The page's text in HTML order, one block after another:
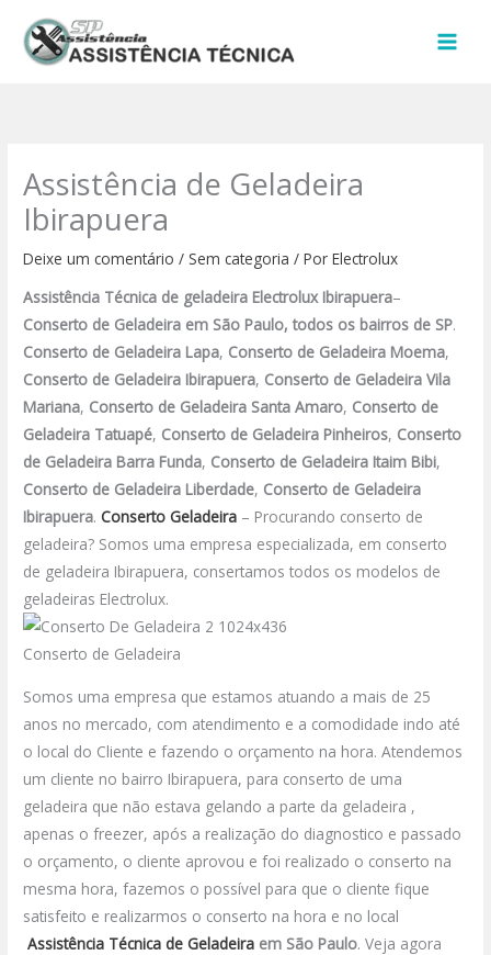
para
Assistência de Geladeira
Ibirapuera
Deixe um comentário / Sem categoria / PorElectrolux
Assistência Técnica de geladeira Electrolux Ibirapuera–
Conserto de Geladeira em São Paulo, todos os bairros de SP.
Conserto de Geladeira Lapa, Conserto de Geladeira Moema,
Conserto de Geladeira Ibirapuera, Conserto de Geladeira Vila
Mariana, Conserto de Geladeira Santa Amaro, Conserto de
Geladeira Tatuapé, Conserto de Geladeira Pinheiros, Conserto
de Geladeira Barra Funda, Conserto de Geladeira Itaim Bibi,
Conserto de Geladeira Liberdade, Conserto de Geladeira
Ibirapuera.Conserto Geladeira – Procurando conserto de
geladeira? Somos uma empresa especializada, em conserto
de geladeira Ibirapuera, consertamos todos os modelos de
geladeiras Electrolux.
Conserto de Geladeira
Somos uma empresa que estamos atuando a mais de 25
anos no mercado, com atendimento e a comodidade indo até
o local do Cliente e fazendo o orçamento na hora. Atendemos
um cliente no bairro Ibirapuera, para conserto de uma
geladeira que não estava gelando a parte da geladeira ,
apenas o freezer, após a realização do diagnostico e passado
o orçamento, o cliente aprovou e foi realizado o conserto na
mesma hora, fazemos o possível para que o cliente fique
satisfeito e realizarmos o conserto na hora e no local
Assistência Técnica de Geladeira em São Paulo.Veja agora